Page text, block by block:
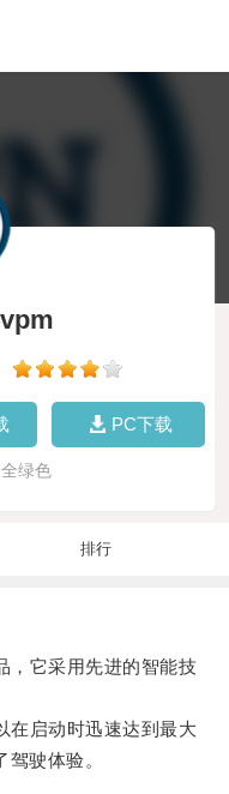
PC下载
绿色
排行
它采用先进的智能技
启动时迅速达到最大
驶体验。